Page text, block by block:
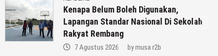
Inilah 16 Lokasi Sasaran MBG Dari SPPG
Mondoteko 3, Termasuk Sekolah Anak
Anda ??
7 Agustus 2026 bymusa r2b